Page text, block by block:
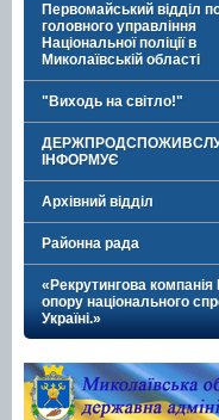
Первомайський відділ
головного управління
Національної поліції в
Миколаївській області
"Виходь на світло!"
ІНФОРМУЄ
Архівний відділ
Районна рада
«Рекрутингова компанія
опору національного
Україні.»